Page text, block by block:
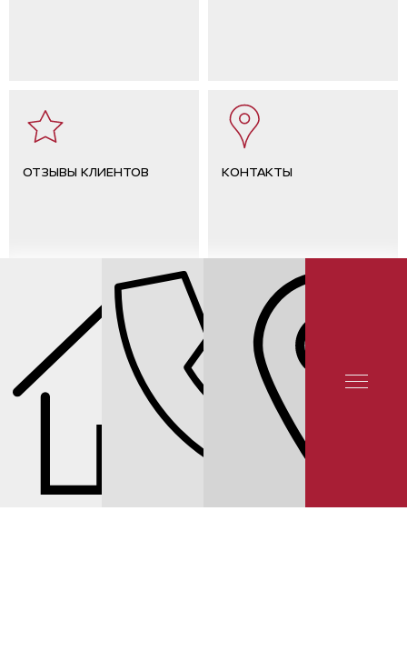
ОТЗЫВЫ КЛИЕНТОВ КОНТАКТЫ
СЕРВИС INFINITI СЕРВИС INFINITI G КАЛЬКУЛЯТОР ТО
МАТЕРИАЛЫ ДЛЯ ТО
ЦЕНЫ НА ЗАМЕНУ ФИЛЬТРОВ INFINITI G V36
© 2025 YUNION MOTORS, OOO